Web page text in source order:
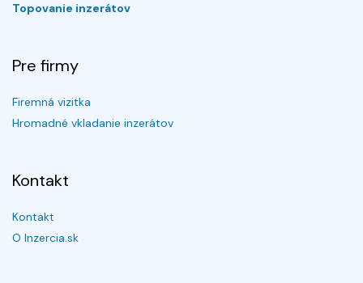
Topovanie inzerátov
Pre firmy
Firemná vizitka
Hromadné vkladanie inzerátov
Kontakt
Kontakt
O Inzercia.sk